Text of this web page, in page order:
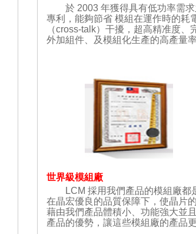
於 2003 年獲得具有低功率需求
專利，能夠節省 模組在運作時的耗
（cross-talk）干擾，超高精准度、
外加組件、及模組化生產的高產量
世界級模組廠
LCM 採用我們產品的模組廠都
在晶宏優良的品質保障下，使晶片
藉由我們產品體積小、功能強大並
產品的優勢，讓這些模組廠的產品